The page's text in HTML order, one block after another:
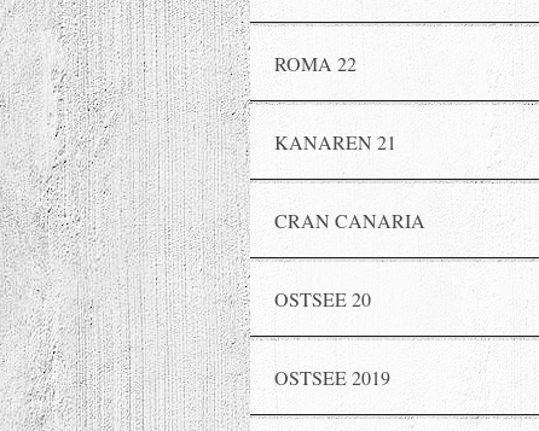
ROMA 22
KANAREN 21
CRAN CANARIA
OSTSEE 20
OSTSEE 2019